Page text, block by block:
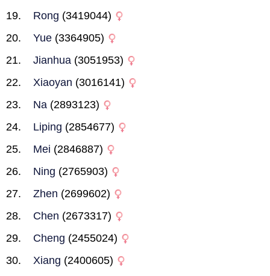
Rong (3419044)
Yue (3364905)
Jianhua (3051953)
Xiaoyan (3016141)
Na (2893123)
Liping (2854677)
Mei (2846887)
Ning (2765903)
Zhen (2699602)
Chen (2673317)
Cheng (2455024)
Xiang (2400605)